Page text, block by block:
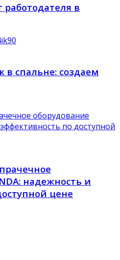
работодателя в
спальне: создаем
надежность и
цене